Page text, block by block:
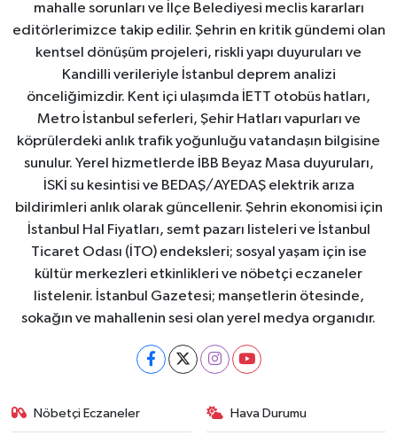
mahalle sorunları ve İlçe Belediyesi meclis kararları
editörlerimizce takip edilir. Şehrin en kritik gündemi olan
kentsel dönüşüm projeleri, riskli yapı duyuruları ve
Kandilli verileriyle İstanbul deprem analizi
önceliğimizdir. Kent içi ulaşımda İETT otobüs hatları,
Metro İstanbul seferleri, Şehir Hatları vapurları ve
köprülerdeki anlık trafik yoğunluğu vatandaşın bilgisine
sunulur. Yerel hizmetlerde İBB Beyaz Masa duyuruları,
İSKİ su kesintisi ve BEDAŞ/AYEDAŞ elektrik arıza
bildirimleri anlık olarak güncellenir. Şehrin ekonomisi için
İstanbul Hal Fiyatları, semt pazarı listeleri ve İstanbul
Ticaret Odası (İTO) endeksleri; sosyal yaşam için ise
kültür merkezleri etkinlikleri ve nöbetçi eczaneler
listelenir. İstanbul Gazetesi; manşetlerin ötesinde,
sokağın ve mahallenin sesi olan yerel medya organıdır.
Nöbetçi Eczaneler Hava Durumu